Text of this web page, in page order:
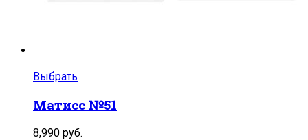
Выбрать
Матисс №51
8,990 руб.